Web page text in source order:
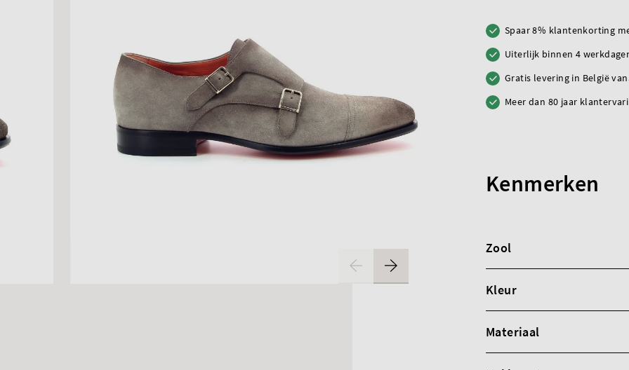
Spaar 8% klantenkorting
Uiterlijk binnen 4
Gratis levering in België
Meer dan 80 jaar
Kenmerken
Zool
Kleur
Materiaal